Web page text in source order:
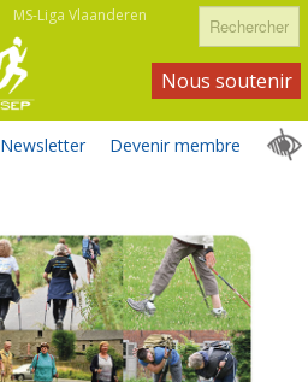
MS-Liga Vlaanderen Rechercher
Newsletter
Nous soutenir
Devenir membre